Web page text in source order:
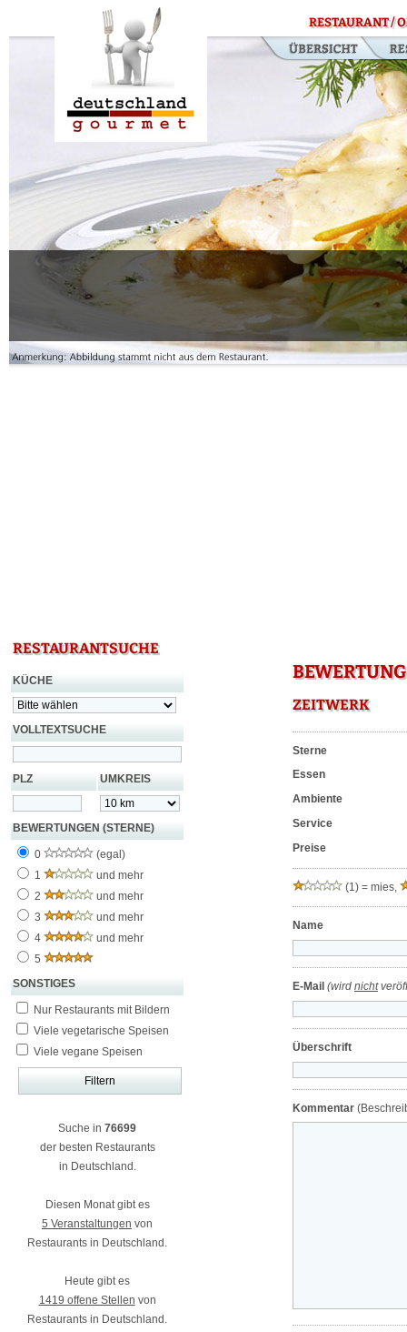
RESTAURANT /
RESTAURANTSUCHE
KÜCHE
VOLLTEXTSUCHE
PLZ UMKREIS
BEWERTUNGEN (STERNE)
0
(egal)
1
und mehr
2
und mehr
3
und mehr
4
und mehr
5
SONSTIGES
Nur Restaurants mit Bildern
Viele vegetarische Speisen
Viele vegane Speisen
Suche in 76699
der besten Restaurants
in Deutschland.
Diesen Monat gibt es
5 Veranstaltungen von
Restaurants in Deutschland.
Heute gibt es
1419 offene Stellen von
Restaurants in Deutschland.
ZEITWERK
Sterne
Essen
Ambiente
Service
Preise
(1) = mies,
Name
E-Mail (wird nicht
Überschrift
Kommentar